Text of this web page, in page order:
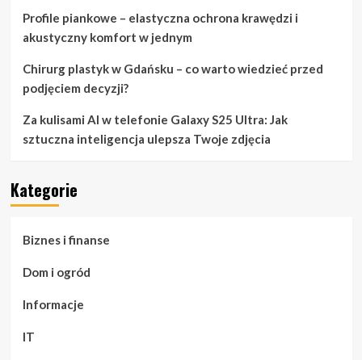
Profile piankowe – elastyczna ochrona krawędzi i
akustyczny komfort w jednym
Chirurg plastyk w Gdańsku – co warto wiedzieć przed
podjęciem decyzji?
Za kulisami AI w telefonie Galaxy S25 Ultra: Jak
sztuczna inteligencja ulepsza Twoje zdjęcia
Kategorie
Biznes i finanse
Dom i ogród
Informacje
IT